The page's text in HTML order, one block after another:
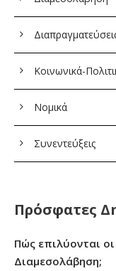
Κοινωνικά-
Νομικά
Συνεντεύξεις
Πρόσφατες
Πώς επιλύονται
Διαμεσολάβηση;